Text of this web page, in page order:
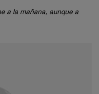
a la mañana, aunque a